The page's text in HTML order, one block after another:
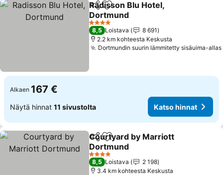
Jaa Lisää suosikkeihin
Radisson Blu Hotel,
Dortmund
4 Tähtiluokitus
8,5 Loistava
8 691
2.2 km kohteesta Keskusta
Dortmundin suurin lämmitetty sisäuima-allas
Alkaen 167 €
Näytä hinnat 11 sivustolta Katso hinnat
Jaa Lisää suosikkeihin
Courtyard by Marriott
Dortmund
4 Tähtiluokitus
8,5 Loistava
2 198
3.4 km kohteesta Keskusta